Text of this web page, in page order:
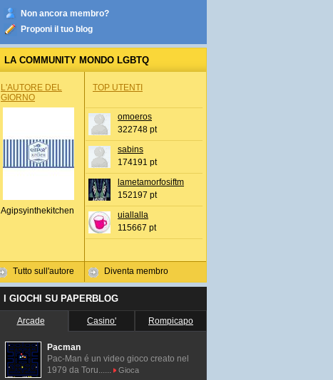
Non ancora membro?
Proponi il tuo blog
LA COMMUNITY MONDO LGBTQ
L'AUTORE DEL
GIORNO
Agipsyinthekitchen
Tutto sull'autore
TOP UTENTI
omoeros
322748 pt
sabins
174191 pt
lametamorfosiftm
152197 pt
uiallalla
115667 pt
Diventa membro
I GIOCHI SU PAPERBLOG
Arcade Casino' Rompicapo
Pacman
Pac-Man é un video gioco creato nel
1979 da Toru......
Gioca